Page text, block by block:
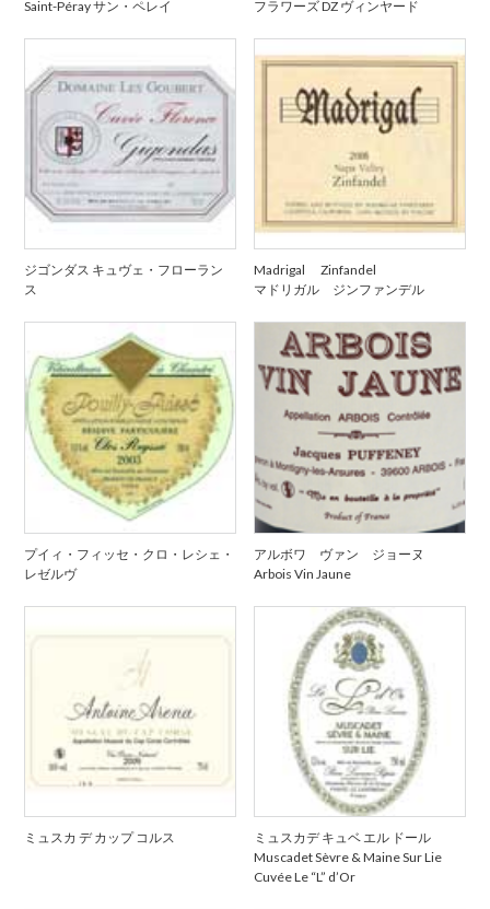
Saint-Péray サン・ペレイ フラワーズ DZ ヴィンヤード
ジゴンダス キュヴェ・フローラン
ス
Madrigal Zinfandel
マドリガル ジンファンデル
プイィ・フィッセ・クロ・レシェ・
レゼルヴ
アルボワ ヴァン ジョーヌ
Arbois Vin Jaune
ミュスカ デ カップ コルス
ミュスカデ キュベ エル ドール
Muscadet Sèvre & Maine Sur Lie
Cuvée Le “L” d’Or